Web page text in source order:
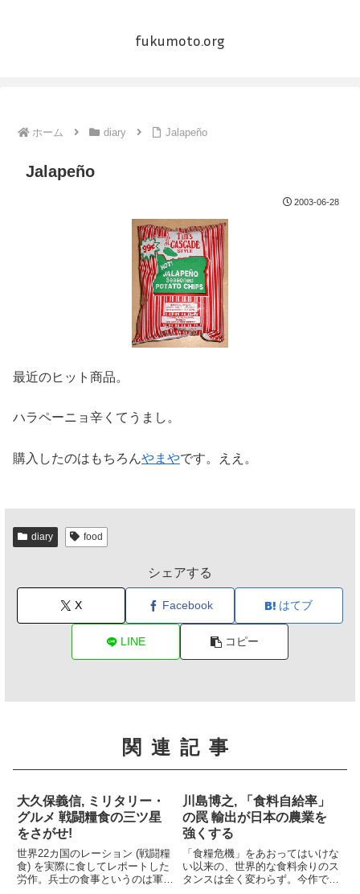
fukumoto.org
ホーム diary Jalapeño
Jalapeño
2003-06-28
最近のヒット商品。
ハラペーニョ辛くてうまし。
購入したのはもちろんやまやです。ええ。
diary food
シェアする
X Facebook はてブ
LINE コピー
関連記事
大久保義信, ミリタリー・
グルメ 戦闘糧食の三ツ星
をさがせ!
世界22カ国のレーション (戦闘糧
食) を実際に食してレポートした
労作。兵士の食事というのは軍事
川島博之, 「食料自給率」
の罠 輸出が日本の農業を
強くする
「食糧危機」をあおってはいけな
い以来の、世界的な食料余りのス
タンスは全く変わらず。今作では